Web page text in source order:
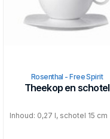
Rosenthal - Free Spirit
Theekop en schotel
Inhoud: 0,27 l, schotel 15 cm